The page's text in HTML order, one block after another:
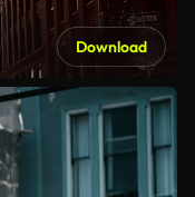
Download